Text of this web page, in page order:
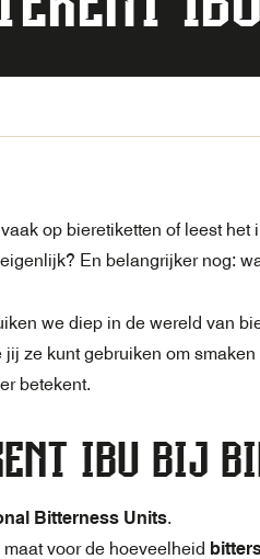
op bieretiketten of leest
En belangrijker nog:
we diep in de wereld van
jij ze kunt gebruiken om
betekent.
IBU BIJ
Bitterness Units
voor de hoeveelheid